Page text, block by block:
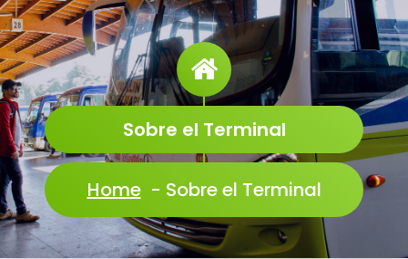
Sobre el Terminal
Home- Sobre el Terminal